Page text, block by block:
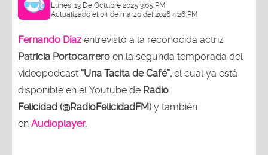
Lunes, 13 De Octubre 2025 3:05 PM
Actualizado el 04 de marzo del 2026 4:26 PM
Fernando Díaz entrevistó a la reconocida actriz
Patricia Portocarrero en la segunda temporada del
videopodcast “Una Tacita de Café”, el cual ya está
disponible en el Youtube de Radio
Felicidad (@RadioFelicidadFM)y también
en Audioplayer.